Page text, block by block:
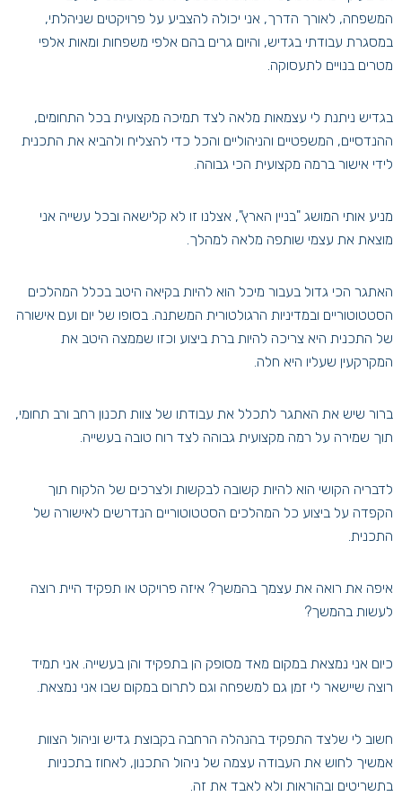
המשפחה, לאורך הדרך, אני יכולה להצביע על פרויקטים שניהלתי,
במסגרת עבודתי בגדיש, והיום גרים בהם אלפי משפחות ומאות אלפי
מטרים בנויים לתעסוקה.
בגדיש ניתנת לי עצמאות מלאה לצד תמיכה מקצועית בכל התחומים,
ההנדסיים, המשפטיים והניהוליים והכל כדי להצליח ולהביא את התכנית
לידי אישור ברמה מקצועית הכי גבוהה.
מניע אותי המושג "בניין הארץ", אצלנו זו לא קלישאה ובכל עשייה אני
מוצאת את עצמי שותפה מלאה למהלך.
האתגר הכי גדול בעבור מיכל הוא להיות בקיאה היטב בכלל המהלכים
הסטטוטוריים ובמדיניות הרגולטורית המשתנה. בסופו של יום ועם אישורה
של התכנית היא צריכה להיות ברת ביצוע וכזו שממצה היטב את
המקרקעין שעליו היא חלה.
ברור שיש את האתגר לתכלל את עבודתו של צוות תכנון רחב ורב תחומי,
תוך שמירה על רמה מקצועית גבוהה לצד רוח טובה בעשייה.
לדבריה הקושי הוא להיות קשובה לבקשות ולצרכים של הלקוח תוך
הקפדה על ביצוע כל המהלכים הסטטוטוריים הנדרשים לאישורה של
התכנית.
איפה את רואה את עצמך בהמשך? איזה פרויקט או תפקיד היית רוצה
לעשות בהמשך?
כיום אני נמצאת במקום מאד מסופק הן בתפקיד והן בעשייה. אני תמיד
רוצה שיישאר לי זמן גם למשפחה וגם לתרום במקום שבו אני נמצאת.
חשוב לי שלצד התפקיד בהנהלה הרחבה בקבוצת גדיש וניהול הצוות
אמשיך לחוש את העבודה עצמה של ניהול התכנון, לאחוז בתכניות
בתשריטים ובהוראות ולא לאבד את זה.